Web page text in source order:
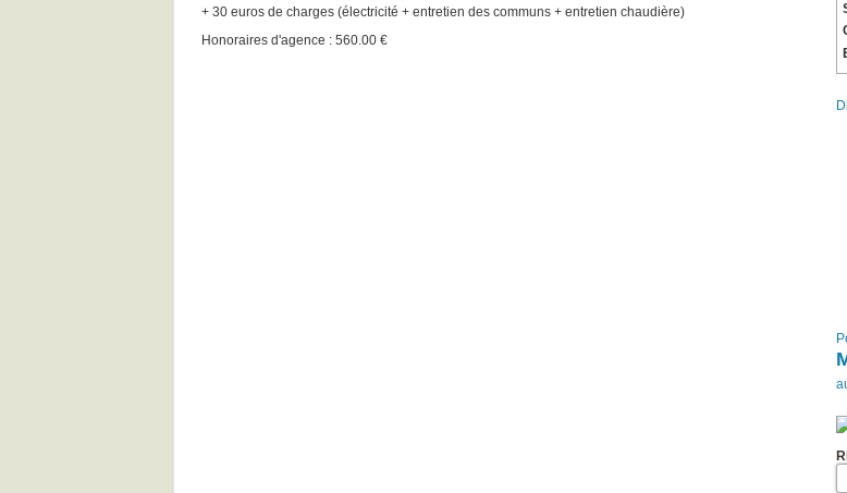
+ 30 euros de charges (électricité + entretien des communs + entretien chaudière)
Honoraires d'agence : 560.00 €